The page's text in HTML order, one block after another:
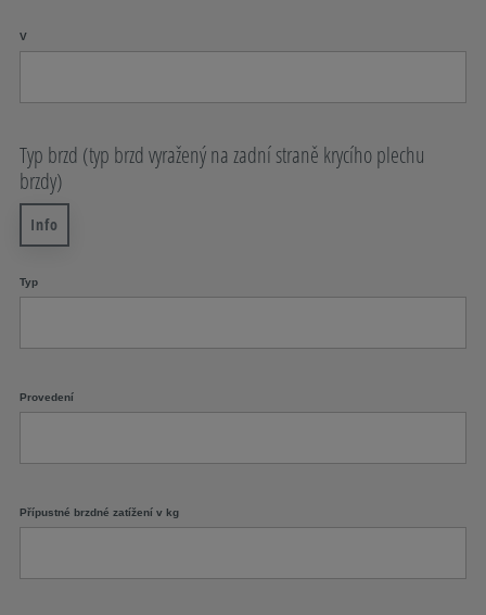
V
Typ brzd (typ brzd vyražený na zadní straně krycího plechu
brzdy)
Info
Typ
Provedení
Přípustné brzdné zatížení v kg